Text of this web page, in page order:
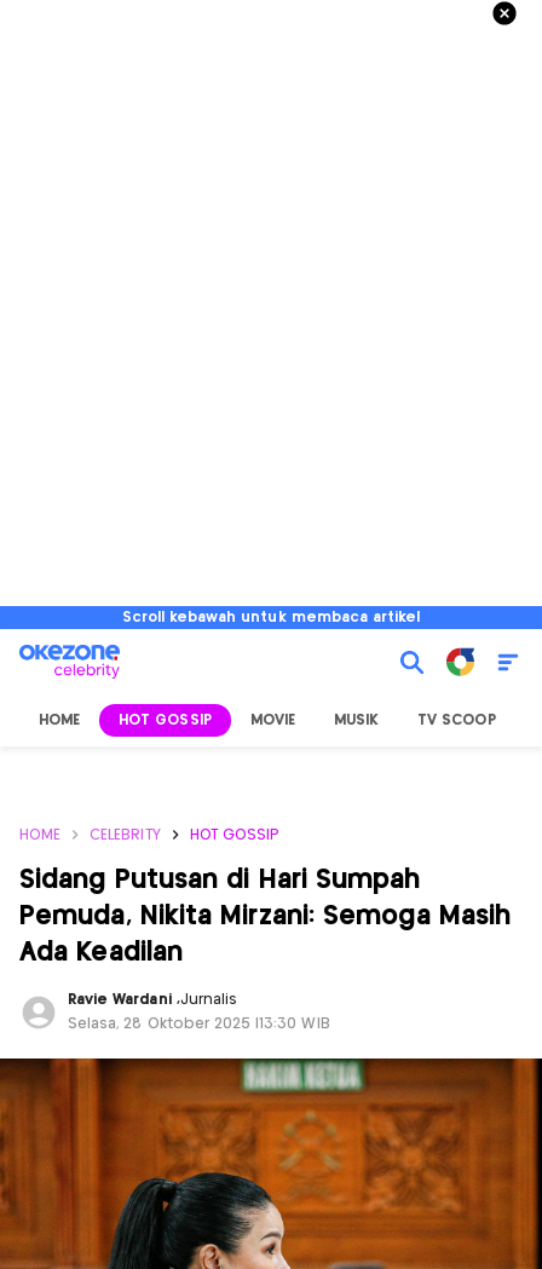
Scroll kebawah untuk membaca artikel
HOME HOT GOSSIP MOVIE MUSIK TV SCOOP
HOME CELEBRITY HOT GOSSIP
Sidang Putusan di Hari Sumpah
Pemuda, Nikita Mirzani: Semoga Masih
Ada Keadilan
Ravie Wardani ,Jurnalis
Selasa, 28 Oktober 2025 |13:30 WIB